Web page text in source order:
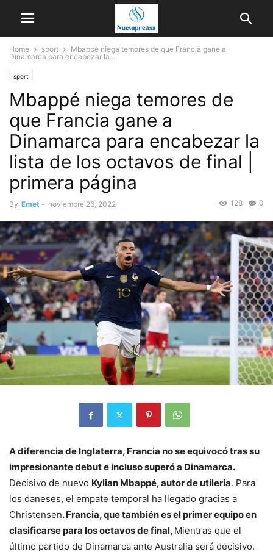
Home sport
Mbappé niega temores de que Francia gane a
Dinamarca para encabezar la...
sport
Mbappé niega temores de
que Francia gane a
Dinamarca para encabezar la
lista de los octavos de final |
primera página
By Emet - noviembre 26, 2022 0
128
A diferencia de Inglaterra, Francia no se equivocó tras su
impresionante debut e incluso superó a Dinamarca.
Decisivo de nuevo Kylian Mbappé, autor de utilería. Para
los daneses, el empate temporal ha llegado gracias a
Christensen. Francia, que también es el primer equipo en
clasificarse para los octavos de final, Mientras que el
último partido de Dinamarca ante Australia será decisivo.